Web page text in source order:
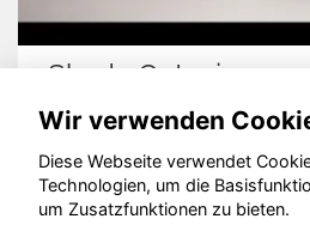
Skoda Octavia
© konjunkturmotor.de
Wir verwenden
Diese Webseite verwendet
Technologien, um die
um Zusatzfunktionen zu bieten.